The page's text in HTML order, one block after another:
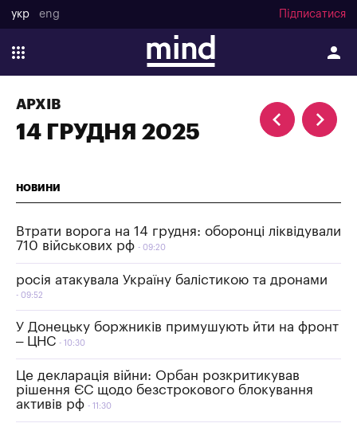
укр eng Підписатися
АРХІВ
14 ГРУДНЯ 2025
НОВИНИ
Втрати ворога на 14 грудня: оборонці ліквідували
710 військових рф
09:20
росія атакувала Україну балістикою та дронами
09:52
У Донецьку боржників примушують йти на фронт
– ЦНС
10:30
Це декларація війни: Орбан розкритикував
рішення ЄС щодо безстрокового блокування
активів рф
11:30